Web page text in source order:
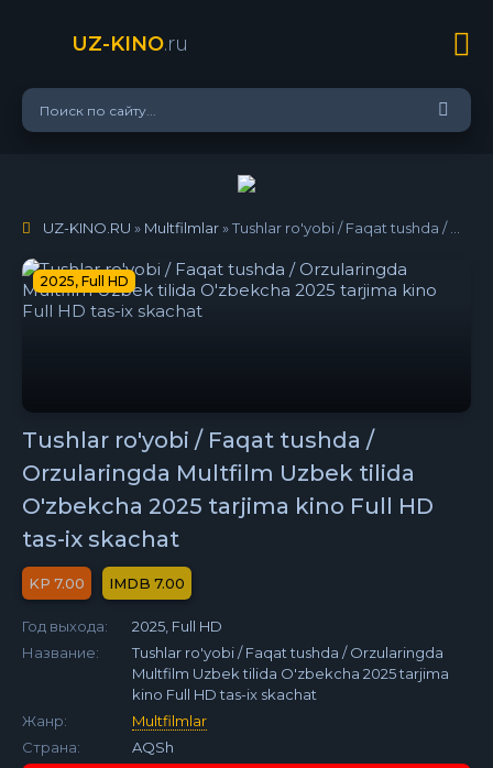
UZ-KINO.ru
UZ-KINO.RU » Multfilmlar» Tushlar ro'yobi / Faqat tushda / Orzularingda Multfilm Uzbek tilida O'zbekcha 2025 tarjima kino Full HD tas-ix skachat
2025, Full HD
Tushlar ro'yobi / Faqat tushda /
Orzularingda Multfilm Uzbek tilida
O'zbekcha 2025 tarjima kino Full HD
tas-ix skachat
7.00 7.00
Год выхода:
2025, Full HD
Название:
Tushlar ro'yobi / Faqat tushda / Orzularingda
Multfilm Uzbek tilida O'zbekcha 2025 tarjima
kino Full HD tas-ix skachat
Жанр:
Multfilmlar
Страна:
AQSh